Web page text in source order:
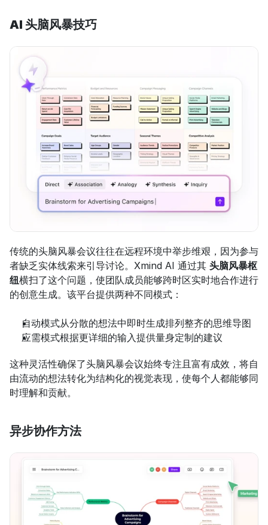
AI 头脑风暴技巧
传统的头脑风暴会议往往在远程环境中举步维艰，因为参与
者缺乏实体线索来引导讨论。Xmind AI 通过其 头脑风暴枢
纽横扫了这个问题，使团队成员能够跨时区实时地合作进行
的创意生成。该平台提供两种不同模式：
自动模式从分散的想法中即时生成排列整齐的思维导图
应需模式根据更详细的输入提供量身定制的建议
这种灵活性确保了头脑风暴会议始终专注且富有成效，将自
由流动的想法转化为结构化的视觉表现，使每个人都能够同
时理解和贡献。
异步协作方法